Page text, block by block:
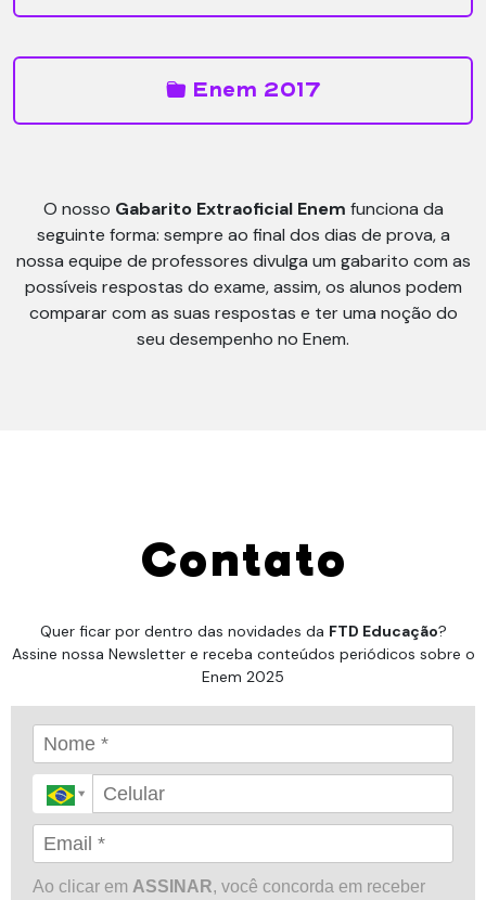
Enem 2017
O nosso Gabarito Extraoficial Enem funciona da
seguinte forma: sempre ao final dos dias de prova, a
nossa equipe de professores divulga um gabarito com as
possíveis respostas do exame, assim, os alunos podem
comparar com as suas respostas e ter uma noção do
seu desempenho no Enem.
Contato
Quer ficar por dentro das novidades da FTD Educação?
Assine nossa Newsletter e receba conteúdos periódicos sobre o
Enem 2025
Ao clicar em ASSINAR, você concorda em receber